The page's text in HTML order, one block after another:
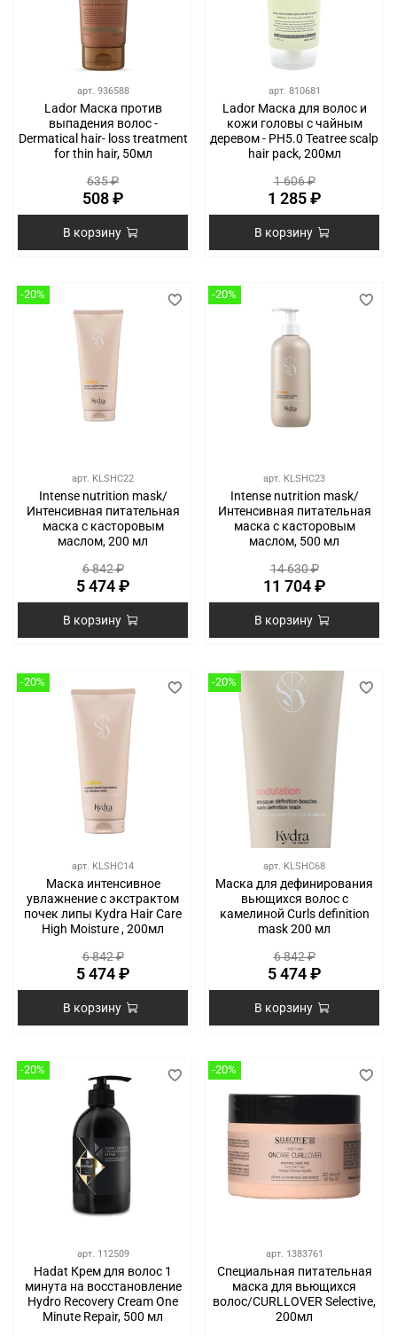
арт. 936588
Lador Маска против
выпадения волос -
Dermatical hair- loss treatment
for thin hair, 50мл
635 ₽
508 ₽
В корзину
арт. 810681
Lador Маска для волос и
кожи головы с чайным
деревом - PH5.0 Teatree scalp
hair pack, 200мл
1 606 ₽
1 285 ₽
В корзину
-20%
арт. KLSHC22
Intense nutrition mask/
Интенсивная питательная
маска с касторовым
маслом, 200 мл
6 842 ₽
5 474 ₽
В корзину
-20%
арт. KLSHC23
Intense nutrition mask/
Интенсивная питательная
маска с касторовым
маслом, 500 мл
14 630 ₽
11 704 ₽
В корзину
-20%
арт. KLSHC14
Маска интенсивное
увлажнение с экстрактом
почек липы Kydra Hair Care
High Moisture , 200мл
6 842 ₽
5 474 ₽
В корзину
-20%
арт. KLSHC68
Маска для дефинирования
вьющихся волос с
камелиной Curls definition
mask 200 мл
6 842 ₽
5 474 ₽
В корзину
-20%
арт. 112509
Hadat Крем для волос 1
минута на восстановление
Hydro Recovery Cream One
Minute Repair, 500 мл
-20%
арт. 1383761
Специальная питательная
маска для вьющихся
волос/CURLLOVER Selective,
200мл